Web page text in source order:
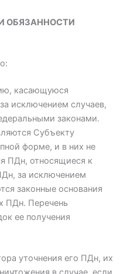
ОБЯЗАННОСТИ
касающуюся
исключением случаев,
законами.
Субъекту
форме, и в них не
ПДн, относящиеся к
за исключением
законные основания
ПДн. Перечень
ее получения
уточнения его ПДн, их